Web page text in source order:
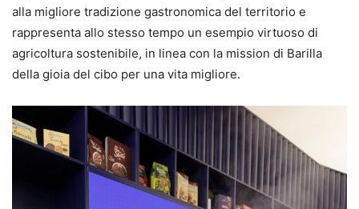
alla migliore tradizione gastronomica del territorio e
rappresenta allo stesso tempo un esempio virtuoso di
agricoltura sostenibile, in linea con la mission di Barilla
della gioia del cibo per una vita migliore.